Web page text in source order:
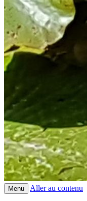
Menu Aller au contenu